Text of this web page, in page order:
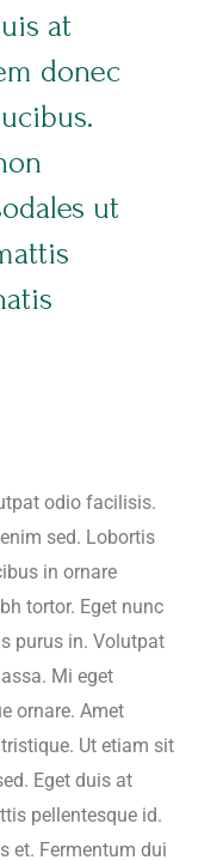
at
donec
ut
odio facilisis.
sed. Lobortis
in ornare
tortor. Eget nunc
purus in. Volutpat
Mi eget
ornare. Amet
Ut etiam sit
Eget duis at
pellentesque id.
et. Fermentum dui